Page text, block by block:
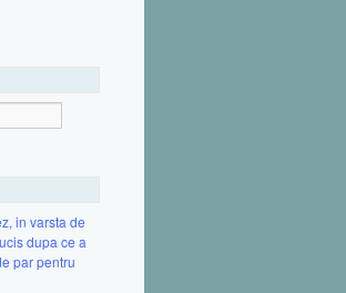
in varsta de
dupa ce a
par pentru